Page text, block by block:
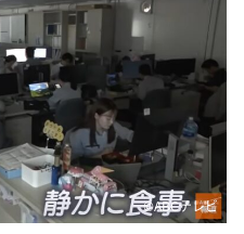
©ABCテレビ